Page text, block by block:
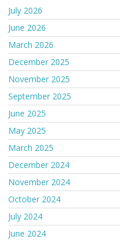
July 2026
June 2026
March 2026
December 2025
November 2025
September 2025
June 2025
May 2025
March 2025
December 2024
November 2024
October 2024
July 2024
June 2024